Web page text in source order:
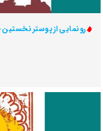
رونمایی از پوستر